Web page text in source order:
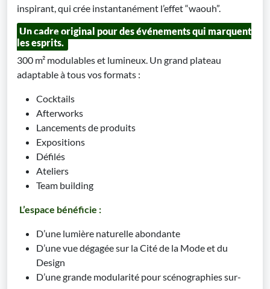
inspirant, qui crée instantanément l’effet “waouh”.
Un cadre original pour des événements qui marquent
les esprits.
300 m² modulables et lumineux. Un grand plateau
adaptable à tous vos formats :
Cocktails
Afterworks
Lancements de produits
Expositions
Défilés
Ateliers
Team building
L’espace bénéficie :
D’une lumière naturelle abondante
D’une vue dégagée sur la Cité de la Mode et du
Design
D’une grande modularité pour scénographies sur-